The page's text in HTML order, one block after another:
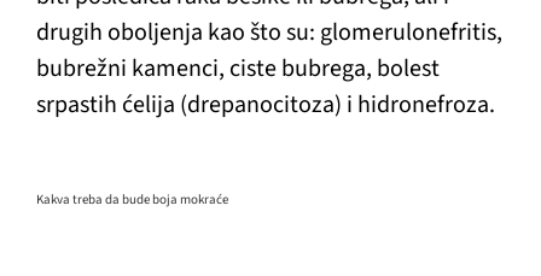
drugih oboljenja kao što su: glomerulonefritis,
bubrežni kamenci, ciste bubrega, bolest
srpastih ćelija (drepanocitoza) i hidronefroza.
Kakva treba da bude boja mokraće